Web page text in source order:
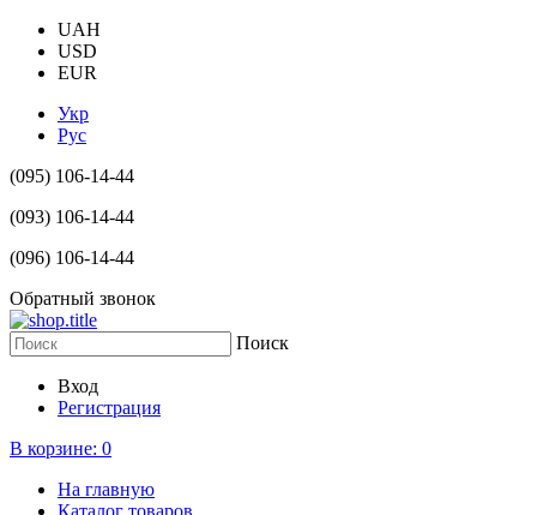
UAH
USD
EUR
Укр
Рус
(095) 106-14-44
(093) 106-14-44
(096) 106-14-44
Обратный звонок
Поиск
Вход
Регистрация
В корзине: 0
На главную
Каталог товаров